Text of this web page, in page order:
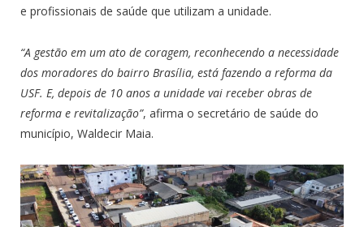
e profissionais de saúde que utilizam a unidade.
“A gestão em um ato de coragem, reconhecendo a necessidade
dos moradores do bairro Brasília, está fazendo a reforma da
USF. E, depois de 10 anos a unidade vai receber obras de
reforma e revitalização”, afirma o secretário de saúde do
município, Waldecir Maia.